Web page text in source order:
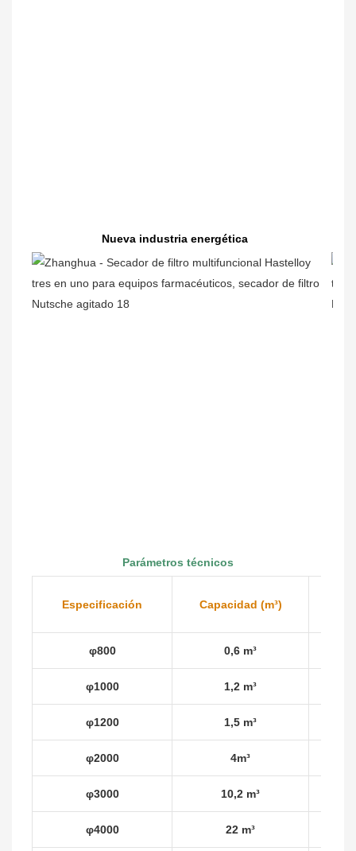
Nueva industria energética
Parámetros técnicos
Especificación Capacidad (m³)
φ800 0,6 m³
φ1000 1,2 m³
φ1200 1,5 m³
φ2000 4m³
φ3000 10,2 m³
φ4000 22 m³